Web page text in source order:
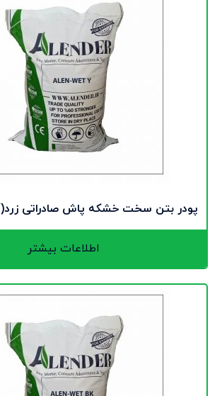
پودر بتن سخت خشکه پاش صادراتی زرد(ALEN-WET Y)
اطلاعات بیشتر